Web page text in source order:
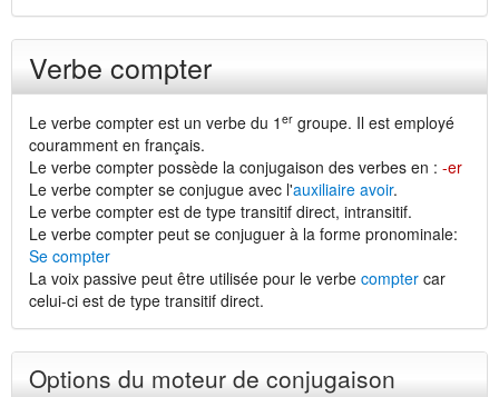
Verbe compter
Le verbe compter est un verbe du 1 er groupe. Il est employé
couramment en français.
Le verbe compter possède la conjugaison des verbes en : -er
Le verbe compter se conjugue avec l'auxiliaire avoir.
Le verbe compter est de type transitif direct, intransitif.
Le verbe compter peut se conjuguer à la forme pronominale:
Se compter
La voix passive peut être utilisée pour le verbe compter car
celui-ci est de type transitif direct.
Options du moteur de conjugaison